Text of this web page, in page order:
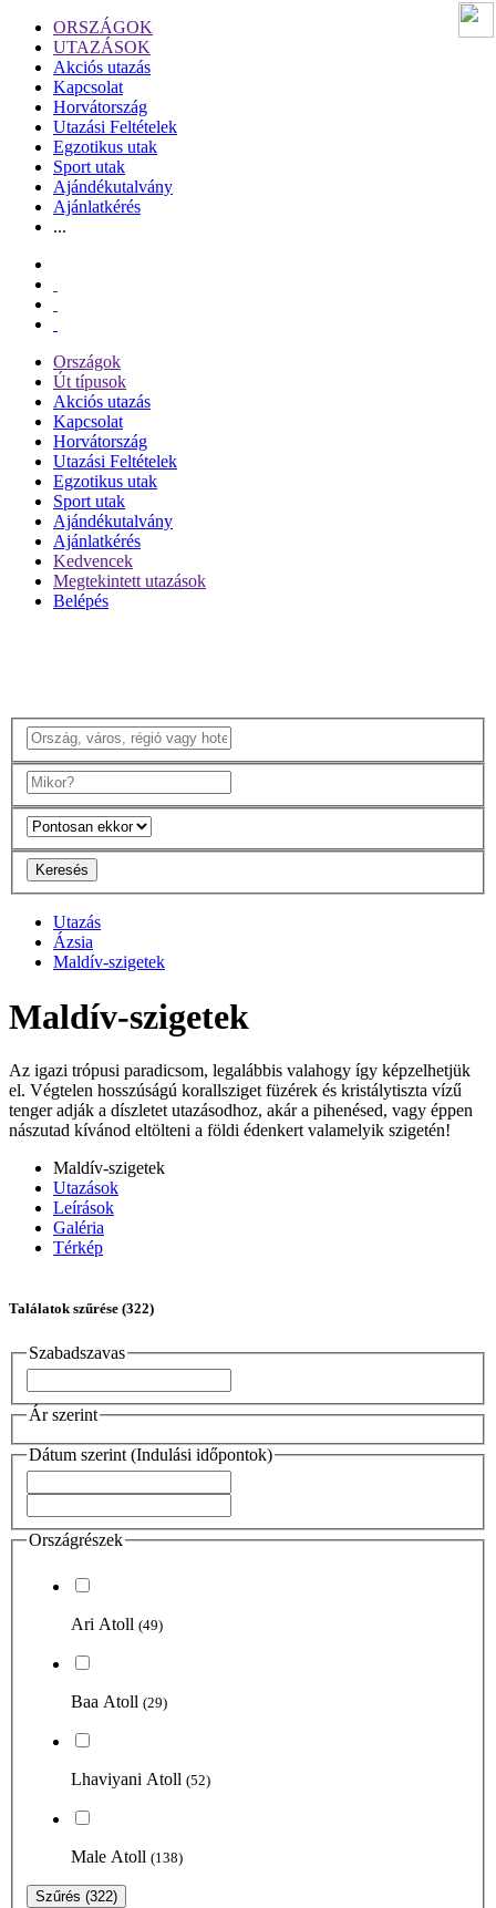
ORSZÁGOK
UTAZÁSOK
Akciós utazás
Kapcsolat
Horvátország
Utazási Feltételek
Egzotikus utak
Sport utak
Ajándékutalvány
Ajánlatkérés
...
Országok
Út típusok
Akciós utazás
Kapcsolat
Horvátország
Utazási Feltételek
Egzotikus utak
Sport utak
Ajándékutalvány
Ajánlatkérés
Kedvencek
Megtekintett utazások
Belépés
Keresés
Utazás
Ázsia
Maldív-szigetek
Maldív-szigetek
Az igazi trópusi paradicsom, legalábbis valahogy így képzelhetjük
el. Végtelen hosszúságú korallsziget füzérek és kristálytiszta vízű
tenger adják a díszletet utazásodhoz, akár a pihenésed, vagy éppen
nászutad kívánod eltölteni a földi édenkert valamelyik szigetén!
Maldív-szigetek
Utazások
Leírások
Galéria
Térkép
Találatok szűrése (322)
Szabadszavas
Ár szerint
Dátum szerint (Indulási időpontok)
Országrészek
Ari Atoll (49)
Baa Atoll (29)
Lhaviyani Atoll (52)
Male Atoll (138)
Szűrés (322)